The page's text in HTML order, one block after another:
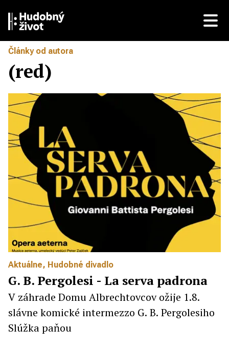
Články od autora
(red)
Aktuálne, Hudobné divadlo
G. B. Pergolesi - La serva padrona
V záhrade Domu Albrechtovcov ožije 1.8.
slávne komické intermezzo G. B. Pergolesiho
Slúžka paňou